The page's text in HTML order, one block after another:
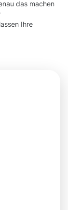
das machen
Ihre